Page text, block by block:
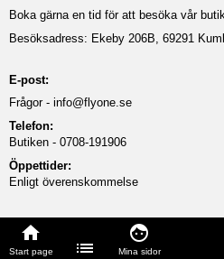
Boka gärna en tid för att besöka vår
Besöksadress: Ekeby 206B, 69291
E-post:
Frågor - info@flyone.se
Telefon:
Butiken - 0708-191906
Öppettider:
Enligt överenskommelse
Start page Mina sidor